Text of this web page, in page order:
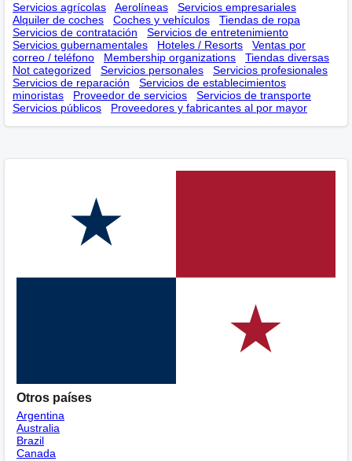
Servicios agrícolas Aerolíneas
Servicios empresariales
Alquiler de coches
Coches y vehículos
Tiendas de ropa
Servicios de contratación
Servicios de entretenimiento
Servicios gubernamentales
Hoteles / Resorts
Ventas por
correo / teléfono
Membership оrganizations
Tiendas diversas
Not categorized
Servicios personales
Servicios profesionales
Servicios de reparación
Servicios de establecimientos
minoristas
Proveedor de servicios
Servicios de transporte
Servicios públicos
Proveedores y fabricantes al por mayor
Otros países
Argentina
Australia
Brazil
Canada